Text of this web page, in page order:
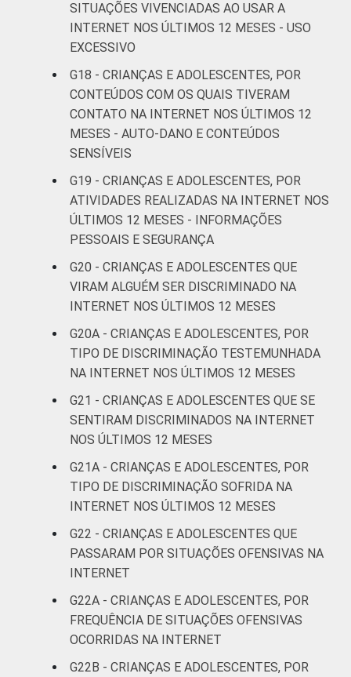
Estudos para o Desenvolvimento da
Sociedade da Informação (Cetic.br),
Pesquisa sobre o uso da Internet por
crianças e adolescentes no Brasil - TIC Kids
Online Brasil 2019. ¹Dados coletados por
meio de questionários de
autopreenchimento.
SITUAÇÕES VIVENCIADAS AO USAR A
INTERNET NOS ÚLTIMOS 12 MESES - USO
EXCESSIVO
G18 - CRIANÇAS E ADOLESCENTES, POR
CONTEÚDOS COM OS QUAIS TIVERAM
CONTATO NA INTERNET NOS ÚLTIMOS 12
MESES - AUTO-DANO E CONTEÚDOS
SENSÍVEIS
G19 - CRIANÇAS E ADOLESCENTES, POR
ATIVIDADES REALIZADAS NA INTERNET NOS
ÚLTIMOS 12 MESES - INFORMAÇÕES
PESSOAIS E SEGURANÇA
G20 - CRIANÇAS E ADOLESCENTES QUE
VIRAM ALGUÉM SER DISCRIMINADO NA
INTERNET NOS ÚLTIMOS 12 MESES
G20A - CRIANÇAS E ADOLESCENTES, POR
TIPO DE DISCRIMINAÇÃO TESTEMUNHADA
NA INTERNET NOS ÚLTIMOS 12 MESES
G21 - CRIANÇAS E ADOLESCENTES QUE SE
SENTIRAM DISCRIMINADOS NA INTERNET
NOS ÚLTIMOS 12 MESES
G21A - CRIANÇAS E ADOLESCENTES, POR
TIPO DE DISCRIMINAÇÃO SOFRIDA NA
INTERNET NOS ÚLTIMOS 12 MESES
G22 - CRIANÇAS E ADOLESCENTES QUE
PASSARAM POR SITUAÇÕES OFENSIVAS NA
INTERNET
G22A - CRIANÇAS E ADOLESCENTES, POR
FREQUÊNCIA DE SITUAÇÕES OFENSIVAS
OCORRIDAS NA INTERNET
G22B - CRIANÇAS E ADOLESCENTES, POR